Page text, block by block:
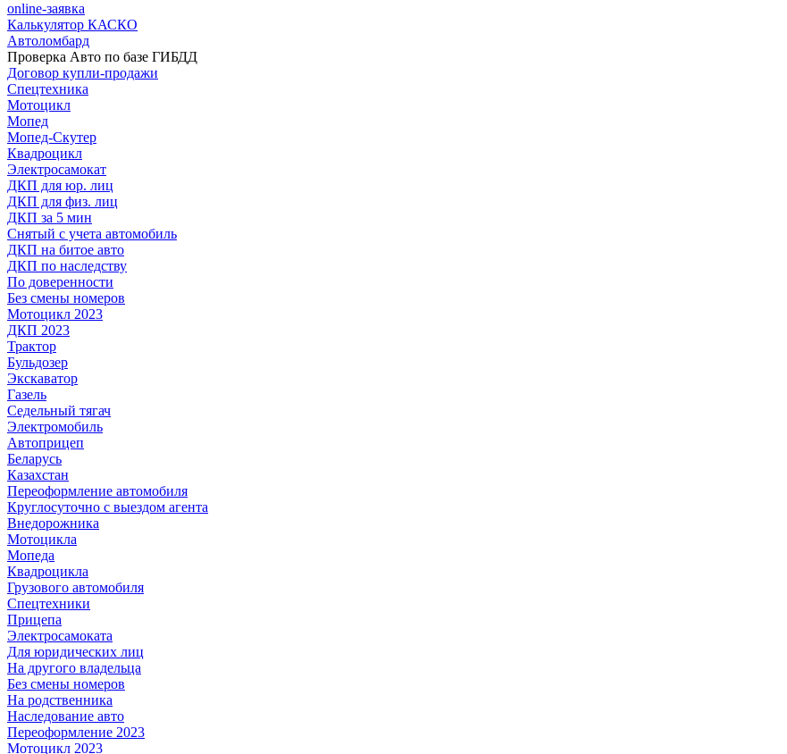
online-заявка
Калькулятор КАСКО
Автоломбард
Проверка Авто по базе ГИБДД
Договор купли-продажи
Спецтехника
Мотоцикл
Мопед
Мопед-Скутер
Квадроцикл
Электросамокат
ДКП для юр. лиц
ДКП для физ. лиц
ДКП за 5 мин
Снятый с учета автомобиль
ДКП на битое авто
ДКП по наследству
По доверенности
Без смены номеров
Мотоцикл 2023
ДКП 2023
Трактор
Бульдозер
Экскаватор
Газель
Седельный тягач
Электромобиль
Автоприцеп
Беларусь
Казахстан
Переоформление автомобиля
Круглосуточно с выездом агента
Внедорожника
Мотоцикла
Мопеда
Квадроцикла
Грузового автомобиля
Спецтехники
Прицепа
Электросамоката
Для юридических лиц
На другого владельца
Без смены номеров
На родственника
Наследование авто
Переоформление 2023
Мотоцикл 2023